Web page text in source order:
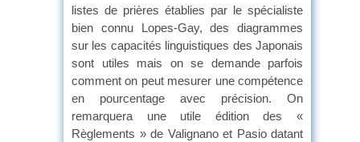
listes de prières établies par le spécialiste
bien connu Lopes-Gay, des diagrammes
sur les capacités linguistiques des Japonais
sont utiles mais on se demande parfois
comment on peut mesurer une compétence
en pourcentage avec précision. On
remarquera une utile édition des «
Règlements » de Valignano et Pasio datant